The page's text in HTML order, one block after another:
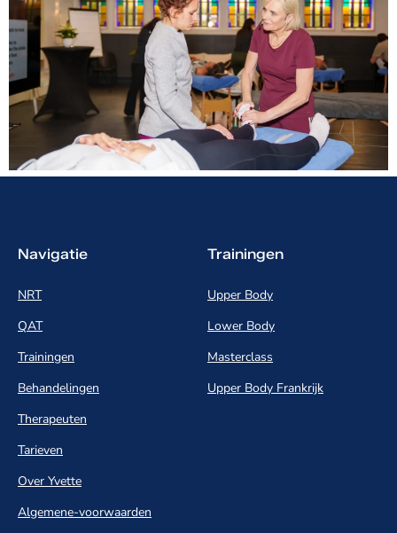
Navigatie
NRT
QAT
Trainingen
Behandelingen
Therapeuten
Tarieven
Over Yvette
Algemene-voorwaarden
Trainingen
Upper Body
Lower Body
Masterclass
Upper Body Frankrijk